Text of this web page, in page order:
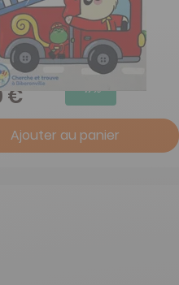
€ -17%
Ajouter au panier